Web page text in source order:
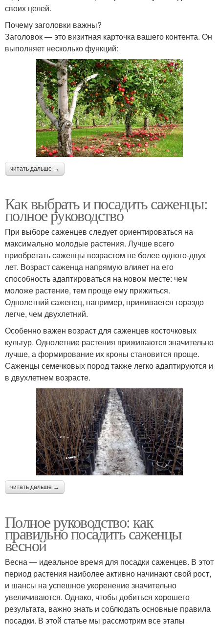
своих целей.
Почему заголовки важны?
Заголовок — это визитная карточка вашего контента. Он
выполняет несколько функций:
читать дальше →
Как выбрать и посадить саженцы:
полное руководство
При выборе саженцев следует ориентироваться на
максимально молодые растения. Лучше всего
приобретать саженцы возрастом не более одного-двух
лет. Возраст саженца напрямую влияет на его
способность адаптироваться на новом месте: чем
моложе растение, тем проще ему прижиться.
Однолетний саженец, например, приживается гораздо
легче, чем двухлетний.
Особенно важен возраст для саженцев косточковых
культур. Однолетние растения приживаются значительно
лучше, а формирование их кроны становится проще.
Саженцы семечковых пород также легко адаптируются и
в двухлетнем возрасте.
читать дальше →
Полное руководство: как
правильно посадить саженцы
весной
Весна — идеальное время для посадки саженцев. В этот
период растения наиболее активно начинают свой рост,
и шансы на успешное укоренение значительно
увеличиваются. Однако, чтобы добиться хорошего
результата, важно знать и соблюдать основные правила
посадки. В этой статье мы рассмотрим все этапы